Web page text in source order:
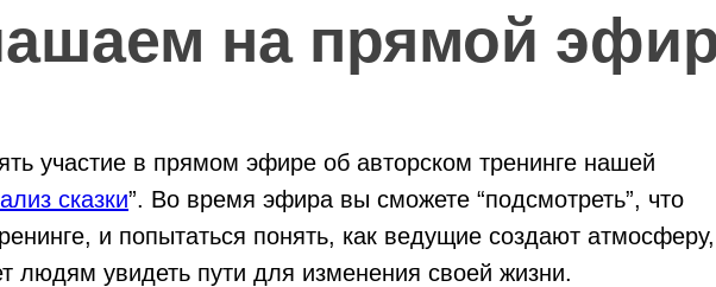
на прямой
участие в прямом эфире об авторском тренинге нашей
сказки”. Во время эфира вы сможете “подсмотреть”, что
и попытаться понять, как ведущие создают атмосферу,
людям увидеть пути для изменения своей жизни.